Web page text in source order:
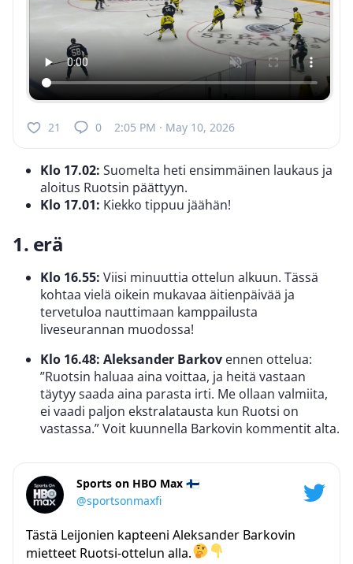
21 0 2:05 PM · May 10, 2026
Klo 17.02: Suomelta heti ensimmäinen laukaus ja
aloitus Ruotsin päättyyn.
Klo 17.01: Kiekko tippuu jäähän!
1. erä
Klo 16.55: Viisi minuuttia ottelun alkuun. Tässä
kohtaa vielä oikein mukavaa äitienpäivää ja
tervetuloa nauttimaan kamppailusta
liveseurannan muodossa!
Klo 16.48: Aleksander Barkov ennen ottelua:
”Ruotsin haluaa aina voittaa, ja heitä vastaan
täytyy saada aina parasta irti. Me ollaan valmiita,
ei vaadi paljon ekstralatausta kun Ruotsi on
vastassa.” Voit kuunnella Barkovin kommentit alta.
Sports on HBO Max 🇫🇮
@sportsonmaxfi
Tästä Leijonien kapteeni Aleksander Barkovin
mietteet Ruotsi-ottelun alla.